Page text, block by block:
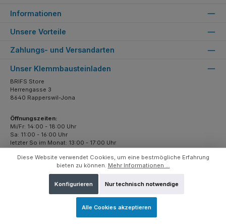
Informationen
Unsere Vorteile
Zahlungs- und Versandarten
Sicher Einkaufen
Unser Klemmbausteinladen
BRIFS Store
Herrengasse 3
8640 Rapperswil-Jona
Öffnungszeiten:
Mi/Fr: 14:00 - 18:00 Uhr
Sa: 11:00 - 16:00 Uhr
letzter So im Monat: 13:00 - 17:00 Uhr
Unsere Leidenschaft ist der Klemmbaustein und diese Leidenschaft
möchten wir mit Dir teilen.
Diese Website verwendet Cookies, um eine bestmögliche Erfahrung
bieten zu können. Mehr Informationen ...
Nur technisch notwendige
Konfigurieren
Alle Cookies akzeptieren